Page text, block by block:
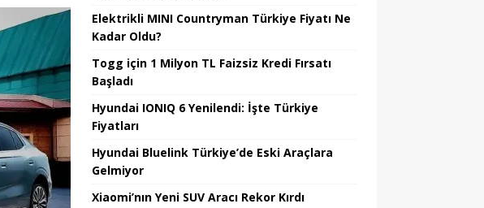
Elektrikli MINI Countryman Türkiye Fiyatı Ne
Kadar Oldu?
Togg için 1 Milyon TL Faizsiz Kredi Fırsatı
Başladı
Hyundai IONIQ 6 Yenilendi: İşte Türkiye
Fiyatları
Hyundai Bluelink Türkiye’de Eski Araçlara
Gelmiyor
Xiaomi’nın Yeni SUV Aracı Rekor Kırdı